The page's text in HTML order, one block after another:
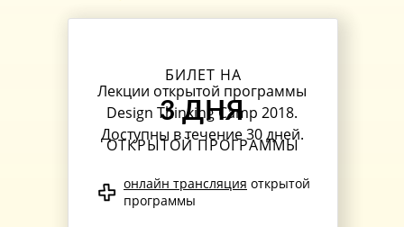
3 ДНЯ
БИЛЕТ НА
ОТКРЫТОЙ ПРОГРАММЫ
онлайн трансляция открытой
программы
Лекции открытой программы
Design Thinking Camp 2018.
Доступны в течение 30 дней.